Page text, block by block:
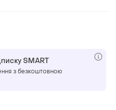
SMART
з безкоштовною